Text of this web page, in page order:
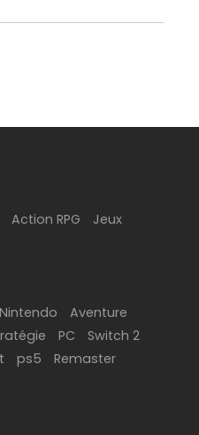
Action RPG Jeux
Nintendo
Aventure
PC
Switch 2
ps5 Remaster